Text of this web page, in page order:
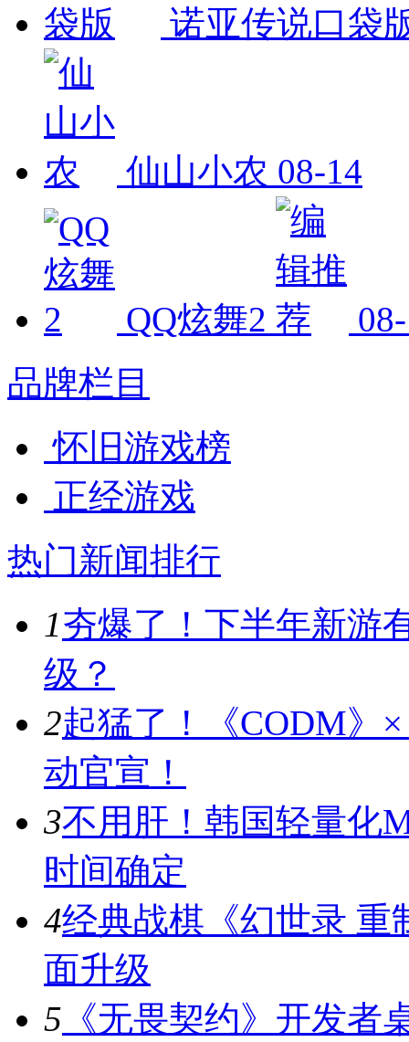
诺亚传说口袋
仙山小农 08-14
QQ炫舞2
品牌栏目
怀旧游戏榜
正经游戏
热门新闻排行
1夯爆了！下半年新游
级？
2起猛了！《CODM》
动官宣！
3不用肝！韩国轻量化
时间确定
4经典战棋《幻世录 重
面升级
5 《无畏契约》开发者